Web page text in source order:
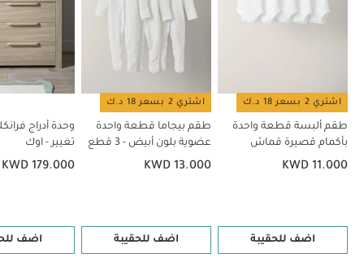
مضغوط + رقائق لامعة
تعليمات العناية
امسح بقطعة
قماش مبللة
أقصى وزن للطفل لخزانة
قد يعجبك أيضاً:
طقم ألبسة قطعة واحدة
بأكمام قصيرة قماش عضوي بلون أبيض - 5 قطع
طقم بيجاما قطعة
وحدة أدراج فرانكلين بسطح تغيير -
اوك خزانة أدراج/ طاولة تغيير هارويل - أبيض وبني
خزانة ووحدة تغيير
للأطفال أكسفورد خشب 6 أدراج - أبيض
اشتري 2 بسعر 18 د.ك
طقم ألبسة قطعة واحدة
بأكمام قصيرة قماش
عضوي بلون أبيض - 5 قطع
KWD 11.000
اضف للحقيبة
اشتري 2 بسعر 18 د.ك
طقم بيجاما قطعة واحدة
عضوية بلون أبيض - 3 قطع
KWD 13.000
اضف للحقيبة
وحدة أدراج
تغيير - اوك
KWD 179.000
اضف